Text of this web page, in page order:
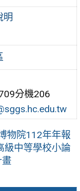
明
分機206
物院112年年報
級中等學校小論